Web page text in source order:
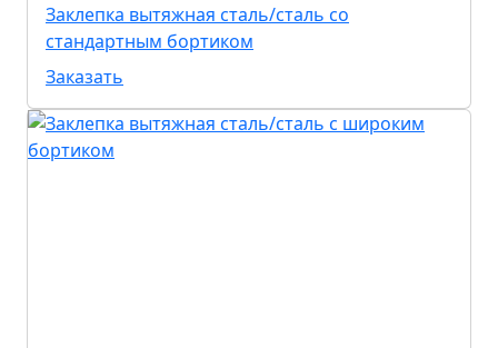
Заклепка вытяжная сталь/сталь со
стандартным бортиком
Заказать